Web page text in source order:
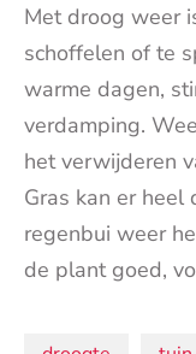
Met droog weer
schoffelen of te
warme dagen,
verdamping.
het verwijderen
Gras kan er heel
regenbui weer
de plant goed,